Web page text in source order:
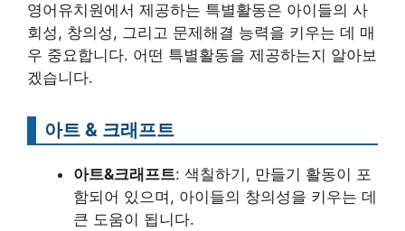
영어유치원에서 제공하는 특별활동은 아이들의 사
회성, 창의성, 그리고 문제해결 능력을 키우는 데 매
우 중요합니다. 어떤 특별활동을 제공하는지 알아보
겠습니다.
아트 & 크래프트
아트&크래프트: 색칠하기, 만들기 활동이 포
함되어 있으며, 아이들의 창의성을 키우는 데
큰 도움이 됩니다.